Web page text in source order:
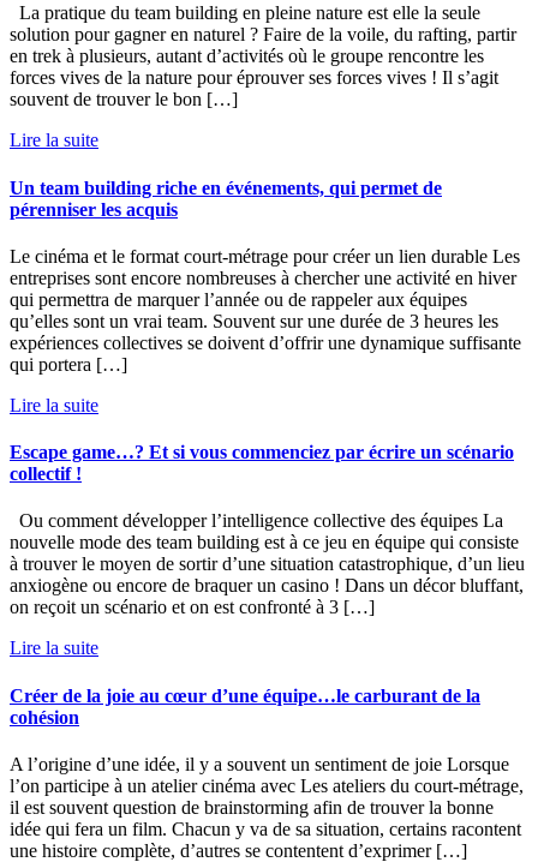
La pratique du team building en pleine nature est elle la seule
solution pour gagner en naturel ? Faire de la voile, du rafting, partir
en trek à plusieurs, autant d’activités où le groupe rencontre les
forces vives de la nature pour éprouver ses forces vives ! Il s’agit
souvent de trouver le bon […]
Lire la suite
Un team building riche en événements, qui permet de
pérenniser les acquis
Le cinéma et le format court-métrage pour créer un lien durable Les
entreprises sont encore nombreuses à chercher une activité en hiver
qui permettra de marquer l’année ou de rappeler aux équipes
qu’elles sont un vrai team. Souvent sur une durée de 3 heures les
expériences collectives se doivent d’offrir une dynamique suffisante
qui portera […]
Lire la suite
Escape game…? Et si vous commenciez par écrire un scénario
collectif !
Ou comment développer l’intelligence collective des équipes La
nouvelle mode des team building est à ce jeu en équipe qui consiste
à trouver le moyen de sortir d’une situation catastrophique, d’un lieu
anxiogène ou encore de braquer un casino ! Dans un décor bluffant,
on reçoit un scénario et on est confronté à 3 […]
Lire la suite
Créer de la joie au cœur d’une équipe…le carburant de la
cohésion
A l’origine d’une idée, il y a souvent un sentiment de joie Lorsque
l’on participe à un atelier cinéma avec Les ateliers du court-métrage,
il est souvent question de brainstorming afin de trouver la bonne
idée qui fera un film. Chacun y va de sa situation, certains racontent
une histoire complète, d’autres se contentent d’exprimer […]